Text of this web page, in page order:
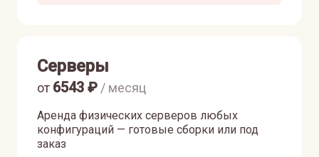
Серверы
Аренда физических серверов любых
конфигураций — готовые сборки или под
заказ
от 6543 ₽ / месяц